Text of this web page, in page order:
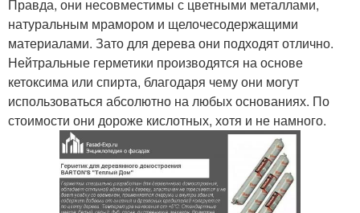
Правда, они несовместимы с цветными металлами,
натуральным мрамором и щелочесодержащими
материалами. Зато для дерева они подходят отлично.
Нейтральные герметики производятся на основе
кетоксима или спирта, благодаря чему они могут
использоваться абсолютно на любых основаниях. По
стоимости они дороже кислотных, хотя и не намного.